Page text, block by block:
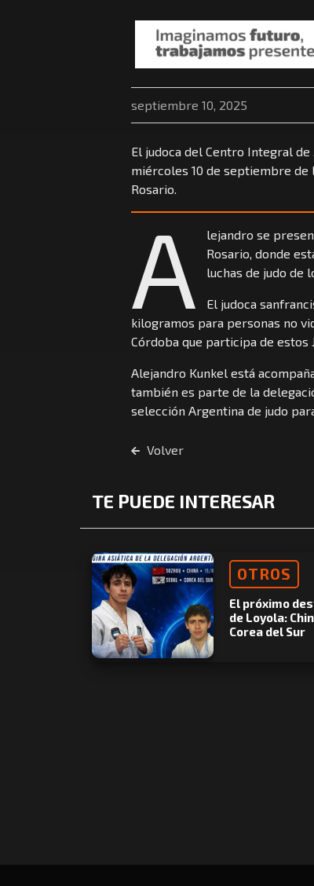
septiembre 10, 2025
El judoca del Centro Integral
miércoles 10 de septiembre de
Rosario.
A
lejandro se
Rosario, donde
luchas de judo de
El judoca
kilogramos para personas no
Córdoba que participa de estos
Alejandro Kunkel está
también es parte de la
selección Argentina de judo
Volver
TE PUEDE INTERESAR
OTROS
El próximo
de Loyola:
Corea del Sur